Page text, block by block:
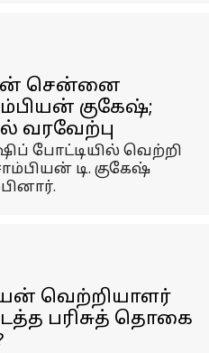
சென்னை
குகேஷ்;
வரவேற்பு
போட்டியில் வெற்றி
டி. குகேஷ்
வெற்றியாளர்
பரிசுத் தொகை